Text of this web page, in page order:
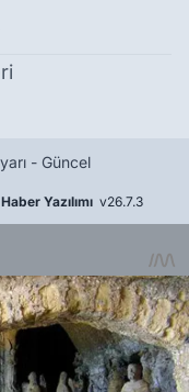
- Güncel
Yazılımı v26.7.3